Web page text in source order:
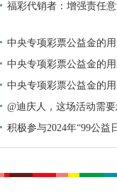
福彩代销者：增强责任
中央专项彩票公益金的
中央专项彩票公益金的
中央专项彩票公益金的
@迪庆人，这场活动需要
积极参与2024年“99公益
动倡议书